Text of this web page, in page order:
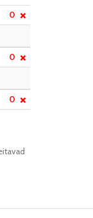
0 ❌
0 ❌
0 ❌